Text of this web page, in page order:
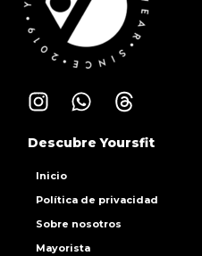
Inicio
Política de privacidad
Sobre nosotros
Mayorista
Descubre Yoursfit